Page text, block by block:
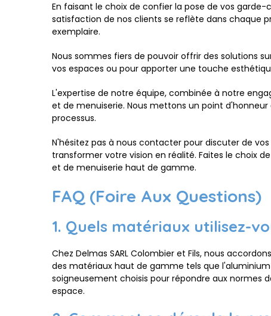
En faisant le choix de confier la pose de vos garde-
satisfaction de nos clients se reflète dans chaque
exemplaire.
Nous sommes fiers de pouvoir offrir des solutions
vos espaces ou pour apporter une touche
L'expertise de notre équipe, combinée à notre
et de menuiserie. Nous mettons un point
processus.
N'hésitez pas à nous contacter pour discuter de
transformer votre vision en réalité. Faites le choix
et de menuiserie haut de gamme.
FAQ (Foire Aux Questions)
1. Quels matériaux utilisez-
Chez Delmas SARL Colombier et Fils, nous
des matériaux haut de gamme tels que
soigneusement choisis pour répondre aux normes
espace.